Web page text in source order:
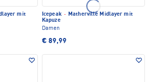
mit
Icepeak · Matherville Midlayer mit
Kapuze
Damen
€ 89,99